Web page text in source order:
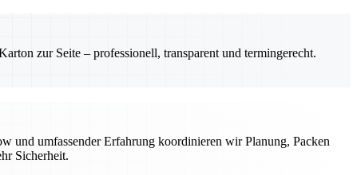
zur Seite – professionell, transparent und termingerecht.
und umfassender Erfahrung koordinieren wir Planung, Packen
Sicherheit.